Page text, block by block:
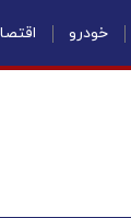
خودرو